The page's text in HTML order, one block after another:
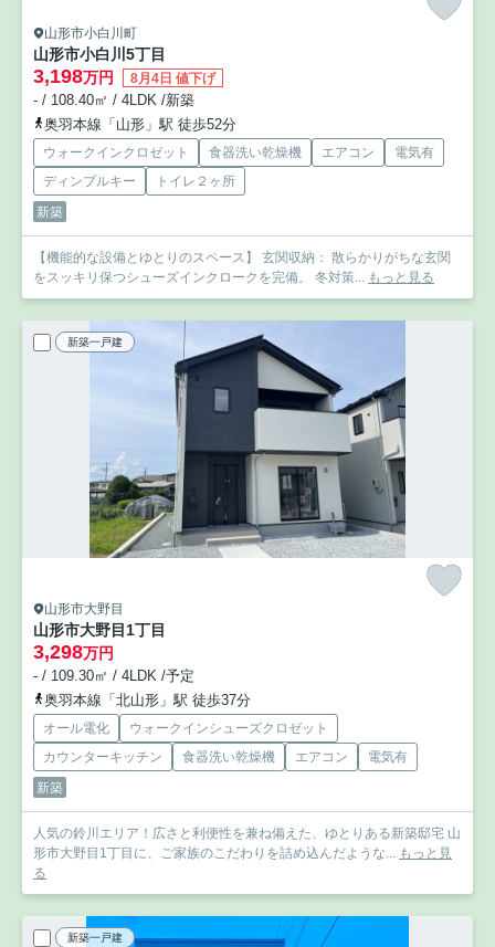
山形市小白川町
山形市小白川5丁目
3,198万円 8月4日 値下げ
- / 108.40㎡ / 4LDK /新築
奥羽本線「山形」駅 徒歩52分
ウォークインクロゼット 食器洗い乾燥機 エアコン
電気有
ディンプルキー
トイレ２ヶ所
新築
【機能的な設備とゆとりのスペース】 玄関収納： 散らかりがちな玄関
をスッキリ保つシューズインクロークを完備。 冬対策... もっと見る
新築一戸建
山形市大野目
山形市大野目1丁目
3,298万円
- / 109.30㎡ / 4LDK /予定
奥羽本線「北山形」駅 徒歩37分
オール電化
ウォークインシューズクロゼット
カウンターキッチン
食器洗い乾燥機 エアコン
電気有
新築
人気の鈴川エリア！広さと利便性を兼ね備えた、ゆとりある新築邸宅 山
形市大野目1丁目に、ご家族のこだわりを詰め込んだような... もっと見
る
新築一戸建